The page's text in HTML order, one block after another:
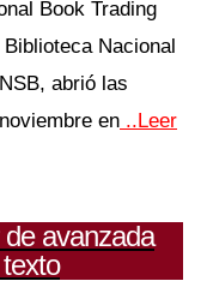
Book Trading
Nacional
abrió las
en ..Leer
avanzada